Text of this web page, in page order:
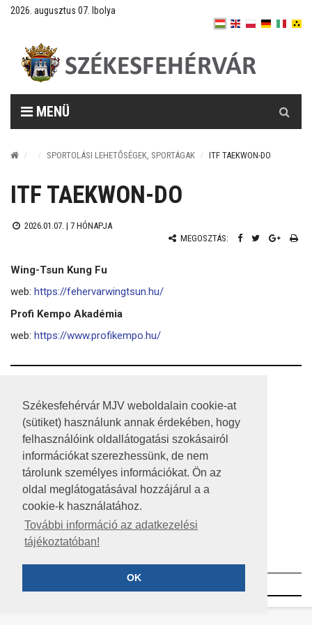
Székesfehérvár MJV weboldalain cookie-at
(sütiket) használunk annak érdekében, hogy
felhasználóink oldallátogatási szokásairól
információkat szerezhessünk, de nem
tárolunk személyes információkat. Ön az
oldal meglátogatásával hozzájárul a a
cookie-k használatához.
További információ az adatkezelési
tájékoztatóban!
OK
2026. augusztus 07. Ibolya
MENÜ
SPORTOLÁSI LEHETŐSÉGEK, SPORTÁGAK ITF TAEKWON-DO
ITF TAEKWON-DO
2026.01.07. | 7 HÓNAPJA
MEGOSZTÁS:
Wing-Tsun Kung Fu
web: https://fehervarwingtsun.hu/
Profi Kempo Akadémia
web: https://www.profikempo.hu/
A HONLAP 2017.03.31-I ÁLLAPOTA
JOGI NYILATKOZAT
IMPRESSZUM
MÉDIAAJÁNLAT
KÖZÉRDEKŰ ADATOK
©2023 SZÉKESFEHÉRVÁR MEGYEI JOGÚ VÁROS